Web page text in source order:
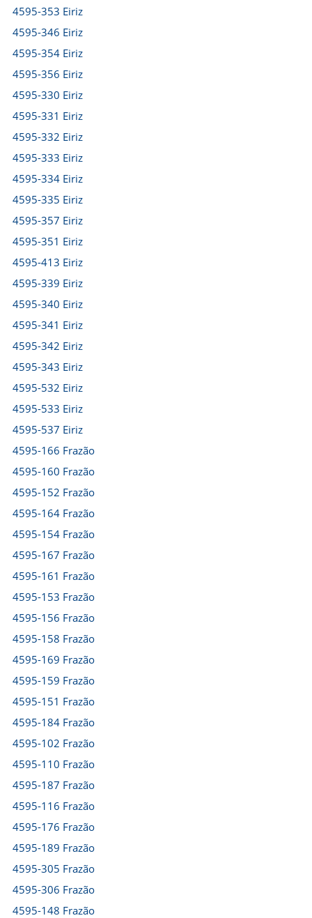
4595-353 Eiriz
4595-346 Eiriz
4595-354 Eiriz
4595-356 Eiriz
4595-330 Eiriz
4595-331 Eiriz
4595-332 Eiriz
4595-333 Eiriz
4595-334 Eiriz
4595-335 Eiriz
4595-357 Eiriz
4595-351 Eiriz
4595-413 Eiriz
4595-339 Eiriz
4595-340 Eiriz
4595-341 Eiriz
4595-342 Eiriz
4595-343 Eiriz
4595-532 Eiriz
4595-533 Eiriz
4595-537 Eiriz
4595-166 Frazão
4595-160 Frazão
4595-152 Frazão
4595-164 Frazão
4595-154 Frazão
4595-167 Frazão
4595-161 Frazão
4595-153 Frazão
4595-156 Frazão
4595-158 Frazão
4595-169 Frazão
4595-159 Frazão
4595-151 Frazão
4595-184 Frazão
4595-102 Frazão
4595-110 Frazão
4595-187 Frazão
4595-116 Frazão
4595-176 Frazão
4595-189 Frazão
4595-305 Frazão
4595-306 Frazão
4595-148 Frazão